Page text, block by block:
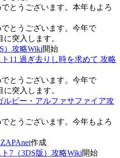
とうございます。本年もよろ
とうございます。今年で
突入します。
）攻略Wiki開始
ト11 過ぎ去りし時を求めて 攻略
とうございます。今年で
突入します。
ルビー・アルファサファイア攻
とうございます。今年もよろ
作成
7（3DS版）攻略Wiki開始